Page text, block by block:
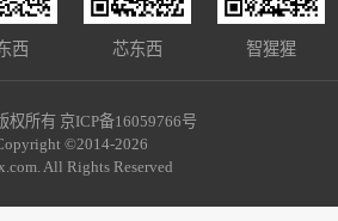
西 芯东西 智猩猩
权所有 京ICP备16059766号
©2014-2026
All Rights Reserved